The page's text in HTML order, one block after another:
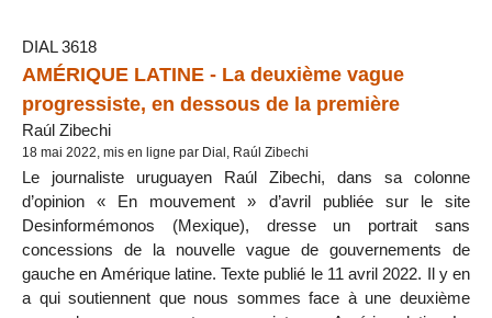
DIAL 3618
AMÉRIQUE LATINE - La deuxième vague
progressiste, en dessous de la première
Raúl Zibechi
18 mai 2022, mis en ligne par Dial, Raúl Zibechi
Le journaliste uruguayen Raúl Zibechi, dans sa colonne
d’opinion « En mouvement » d’avril publiée sur le site
Desinformémonos (Mexique), dresse un portrait sans
concessions de la nouvelle vague de gouvernements de
gauche en Amérique latine. Texte publié le 11 avril 2022. Il y en
a qui soutiennent que nous sommes face à une deuxième